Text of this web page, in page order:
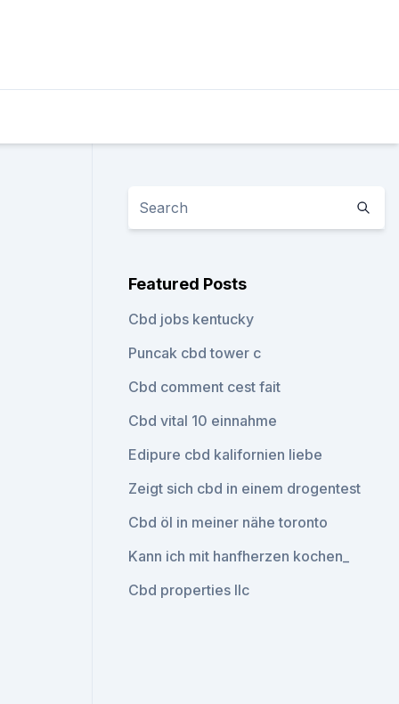
Featured Posts
Cbd jobs kentucky
Puncak cbd tower c
Cbd comment cest fait
Cbd vital 10 einnahme
Edipure cbd kalifornien liebe
Zeigt sich cbd in einem drogentest
Cbd öl in meiner nähe toronto
Kann ich mit hanfherzen kochen_
Cbd properties llc